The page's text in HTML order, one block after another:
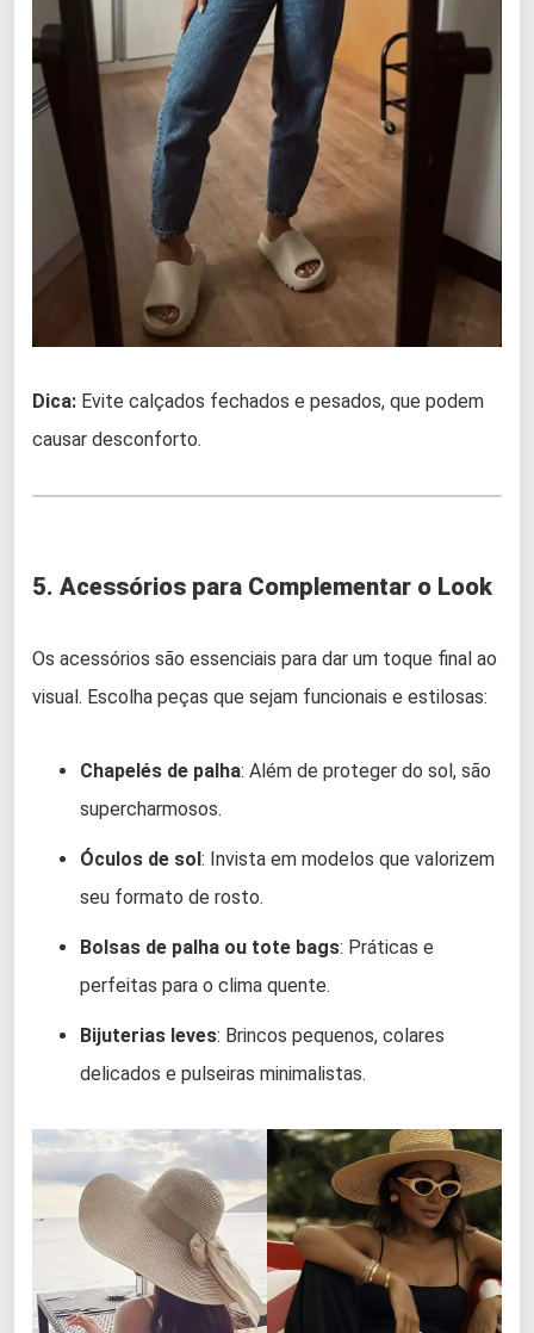
Dica: Evite calçados fechados e pesados, que podem
causar desconforto.
5. Acessórios para Complementar o Look
Os acessórios são essenciais para dar um toque final ao
visual. Escolha peças que sejam funcionais e estilosas:
Chapelés de palha: Além de proteger do sol, são
supercharmosos.
Óculos de sol : Invista em modelos que valorizem
seu formato de rosto.
Bolsas de palha ou tote bags: Práticas e
perfeitas para o clima quente.
Bijuterias leves: Brincos pequenos, colares
delicados e pulseiras minimalistas.